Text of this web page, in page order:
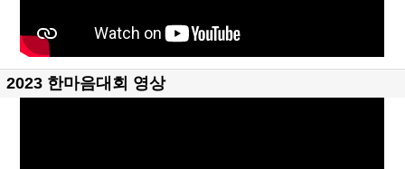
2023 한마음대회 영상